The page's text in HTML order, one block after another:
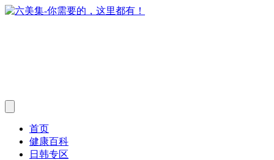
首页
健康百科
日韩专区